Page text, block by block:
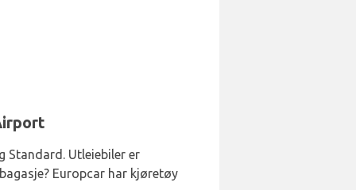
Standard. Utleiebiler er
Europcar har kjøretøy